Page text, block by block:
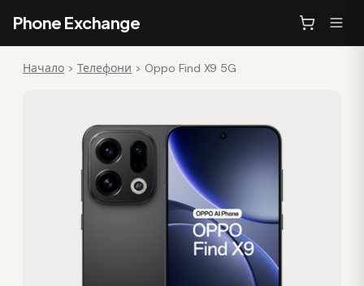
Phone Exchange
Начало > Телефони > Oppo Find X9 5G